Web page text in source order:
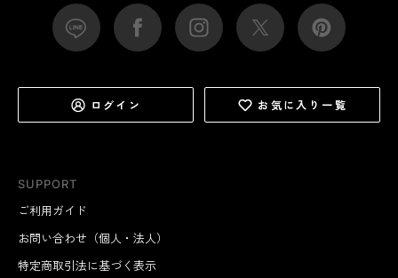
SUPPORT
ご利用ガイド
お問い合わせ（個人・法人）
特定商取引法に基づく表示
ログイン お気に入り一覧